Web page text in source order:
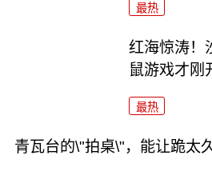
最热
红海惊涛！
鼠游戏才刚
最热
青瓦台的\"拍桌\"，能让跪太